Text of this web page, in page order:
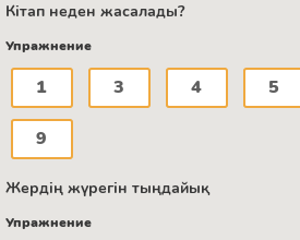
Кітап неден жасалады?
Упражнение
1 3 4 5
9
Жердің жүрегін тыңдайық
Упражнение